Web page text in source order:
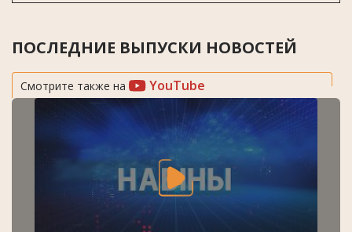
ПОСЛЕДНИЕ ВЫПУСКИ НОВОСТЕЙ
Смотрите также на YouTube